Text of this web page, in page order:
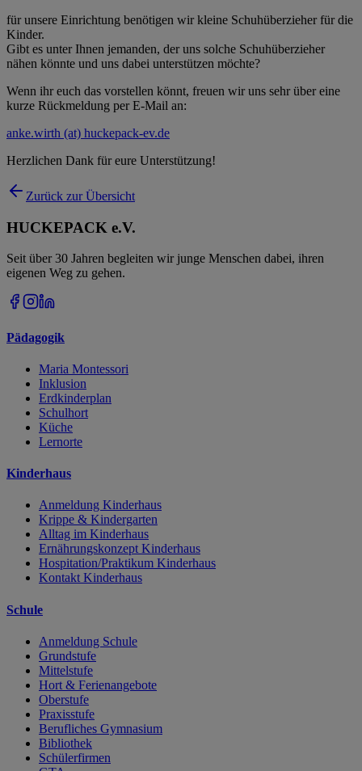
für unsere Einrichtung benötigen wir kleine Schuhüberzieher für die
Kinder.
Gibt es unter Ihnen jemanden, der uns solche Schuhüberzieher
nähen könnte und uns dabei unterstützen möchte?
Wenn ihr euch das vorstellen könnt, freuen wir uns sehr über eine
kurze Rückmeldung per E-Mail an:
anke.wirth (at) huckepack-ev.de
Herzlichen Dank für eure Unterstützung!
Zurück zur Übersicht
HUCKEPACK e.V.
Seit über 30 Jahren begleiten wir junge Menschen dabei, ihren
eigenen Weg zu gehen.
Pädagogik
Maria Montessori
Inklusion
Erdkinderplan
Schulhort
Küche
Lernorte
Kinderhaus
Anmeldung Kinderhaus
Krippe & Kindergarten
Alltag im Kinderhaus
Ernährungskonzept Kinderhaus
Hospitation/Praktikum Kinderhaus
Kontakt Kinderhaus
Schule
Anmeldung Schule
Grundstufe
Mittelstufe
Hort & Ferienangebote
Oberstufe
Praxisstufe
Berufliches Gymnasium
Bibliothek
Schülerfirmen